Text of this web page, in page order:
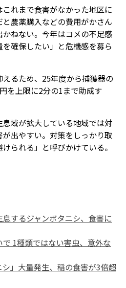
れまで食害がなかった地区に
農薬購入などの費用がかさん
ねない。今年はコメの不足感
確保したい」と危機感を募ら
るため、25年度から捕獲器の
を上限に2分の1まで助成す
域が拡大している地域では対
出やすい。対策をしっかり取
られる」と呼びかけている。
息するジャンボタニシ、食害に
1種類ではない害虫、意外な
」大量発生、稲の食害が3倍超